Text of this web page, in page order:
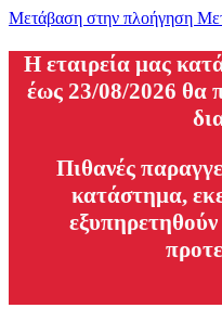
Μετάβαση στην πλοήγηση
H εταιρεία μας
έως 23/08/2026 θα
Πιθανές
κατάστημα,